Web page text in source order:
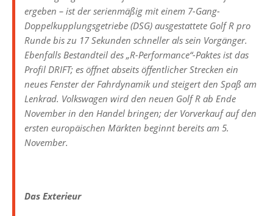
ergeben – ist der serienmäßig mit einem 7-Gang-
Doppelkupplungsgetriebe (DSG) ausgestattete Golf R pro
Runde bis zu 17 Sekunden schneller als sein Vorgänger.
Ebenfalls Bestandteil des „R-Performance“-Paktes ist das
Profil DRIFT; es öffnet abseits öffentlicher Strecken ein
neues Fenster der Fahrdynamik und steigert den Spaß am
Lenkrad. Volkswagen wird den neuen Golf R ab Ende
November in den Handel bringen; der Vorverkauf auf den
ersten europäischen Märkten beginnt bereits am 5.
November.
Das Exterieur